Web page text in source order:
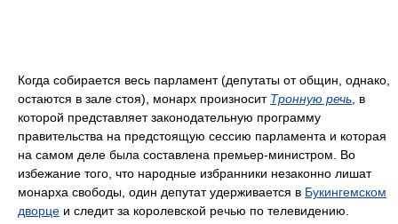
Когда собирается весь парламент (депутаты от общин, однако,
остаются в зале стоя), монарх произносит Тронную речь , в
которой представляет законодательную программу
правительства на предстоящую сессию парламента и которая
на самом деле была составлена премьер-министром. Во
избежание того, что народные избранники незаконно лишат
монарха свободы, один депутат удерживается в Букингемском
дворце и следит за королевской речью по телевидению.